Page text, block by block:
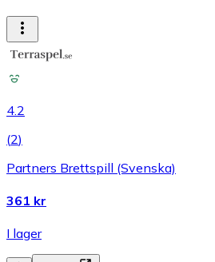
4.2
(2)
Partners Brettspill (Svenska)
361 kr
I lager